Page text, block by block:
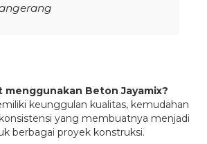
menggunakan Beton Jayamix?
keunggulan kualitas, kemudahan
yang membuatnya menjadi
berbagai proyek konstruksi.